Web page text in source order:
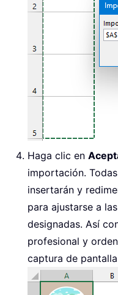
Haga clic en
importación.
insertarán y
para ajustarse a
designadas. Así
profesional y
captura de